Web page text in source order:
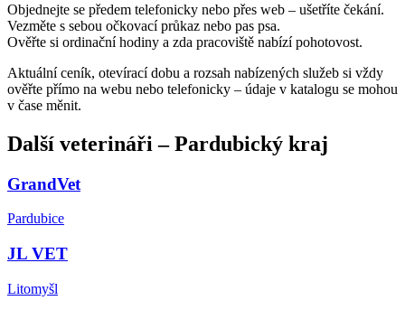
Objednejte se předem telefonicky nebo přes web – ušetříte čekání.
Vezměte s sebou očkovací průkaz nebo pas psa.
Ověřte si ordinační hodiny a zda pracoviště nabízí pohotovost.
Aktuální ceník, otevírací dobu a rozsah nabízených služeb si vždy
ověřte přímo na webu nebo telefonicky – údaje v katalogu se mohou
v čase měnit.
Další veterináři –Pardubický kraj
GrandVet
Pardubice
JL VET
Litomyšl